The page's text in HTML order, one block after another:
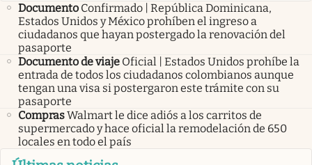
Documento Confirmado | República Dominicana,
Estados Unidos y México prohíben el ingreso a
ciudadanos que hayan postergado la renovación del
pasaporte
Documento de viaje Oficial | Estados Unidos prohíbe la
entrada de todos los ciudadanos colombianos aunque
tengan una visa si postergaron este trámite con su
pasaporte
ComprasWalmart le dice adiós a los carritos de
supermercado y hace oficial la remodelación de 650
locales en todo el país